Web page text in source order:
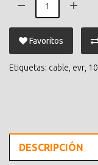
Favoritos
Etiquetas: cable evr
DESCRIPCIÓN